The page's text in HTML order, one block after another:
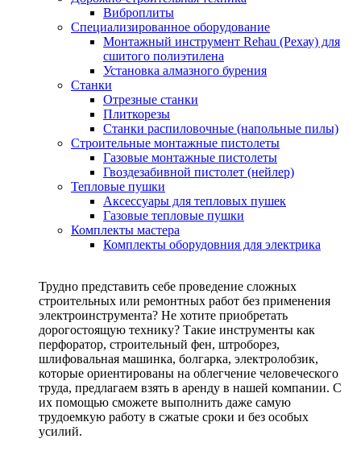
Виброплиты
Специализированное оборудование
Монтажный инструмент Rehau (Рехау) для
сшитого полиэтилена
Установка алмазного бурения
Станки
Отрезные станки
Плиткорезы
Станки распиловочные (напольные пилы)
Строительные монтажные пистолеты
Газовые монтажные пистолеты
Гвоздезабивной пистолет (нейлер)
Тепловые пушки
Аксессуары для тепловых пушек
Газовые тепловые пушки
Комплекты мастера
Комплекты оборудовния для электрика
Трудно представить себе проведение сложных
строительных или ремонтных работ без применения
электроинструмента? Не хотите приобретать
дорогостоящую технику? Такие инструменты как
перфоратор, строительный фен, штроборез,
шлифовальная машинка, болгарка, электролобзик,
которые ориентированы на облегчение человеческого
труда, предлагаем взять в аренду в нашей компании. С
их помощью сможете выполнить даже самую
трудоемкую работу в сжатые сроки и без особых
усилий.